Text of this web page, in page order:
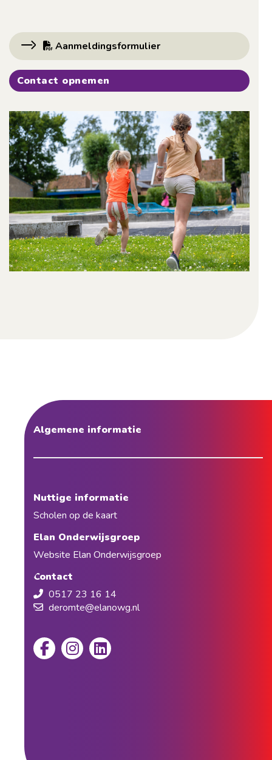
Aanmeldingsformulier
Contact opnemen
Algemene informatie
Nuttige informatie
Scholen op de kaart
Elan Onderwijsgroep
Website Elan Onderwijsgroep
Contact
0517 23 16 14
deromte@elanowg.nl